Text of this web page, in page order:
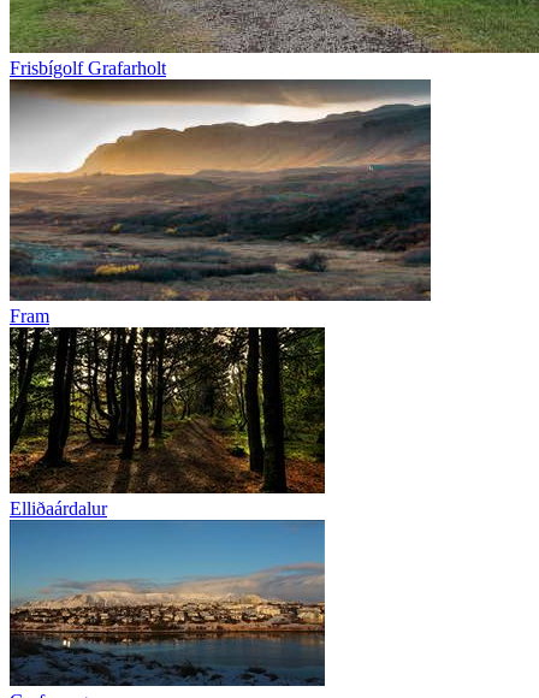
Frisbígolf Grafarholt
Fram
Elliðaárdalur